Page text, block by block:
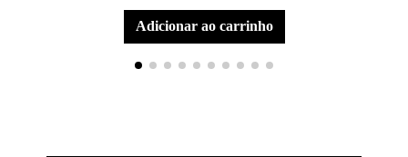
adicionar ao carrinho